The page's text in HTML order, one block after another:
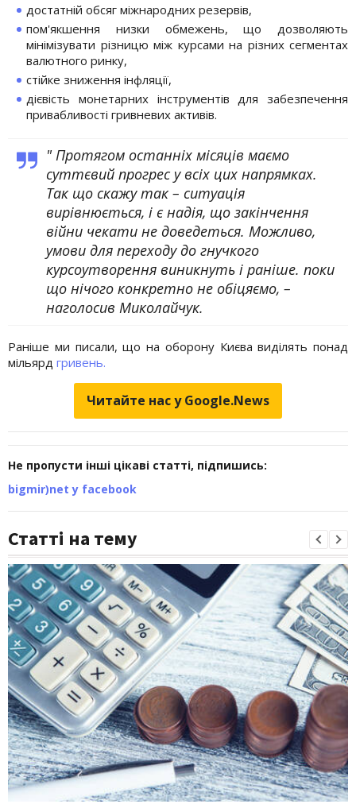
достатній обсяг міжнародних резервів,
пом'якшення низки обмежень, що дозволяють
мінімізувати різницю між курсами на різних сегментах
валютного ринку,
стійке зниження інфляції,
дієвість монетарних інструментів для забезпечення
привабливості гривневих активів.
" Протягом останніх місяців маємо
суттєвий прогрес у всіх цих напрямках.
Так що скажу так – ситуація
вирівнюється, і є надія, що закінчення
війни чекати не доведеться. Можливо,
умови для переходу до гнучкого
курсоутворення виникнуть і раніше. поки
що нічого конкретно не обіцяємо, –
наголосив Миколайчук.
Раніше ми писали, що на оборону Києва виділять понад
мільярд гривень.
Читайте нас у Google.News
Не пропусти інші цікаві статті, підпишись:
bigmir)net у facebook
Статті на тему